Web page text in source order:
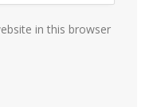
in this browser